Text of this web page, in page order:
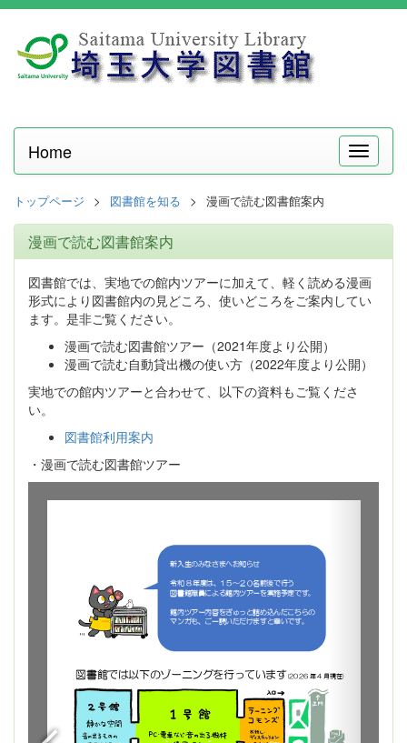
メ
ニ
Home
トップページ 図書館を知る 漫画で読む図書館案内
漫画で読む図書館案内
図書館では、実地での館内ツアーに加えて、軽く読める漫画
形式により図書館内の見どころ、使いどころをご案内してい
ます。是非ご覧ください。
漫画で読む図書館ツアー（2021年度より公開）
漫画で読む自動貸出機の使い方（2022年度より公開）
実地での館内ツアーと合わせて、以下の資料もご覧くださ
い。
図書館利用案内
・漫画で読む図書館ツアー